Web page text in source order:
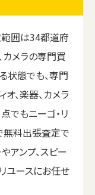
範囲は34都道府
カメラの専門買
状態でも、専門
、楽器、カメラ
でもニーゴ・リ
無料出張査定で
アンプ、スピー
ユースにお任せ